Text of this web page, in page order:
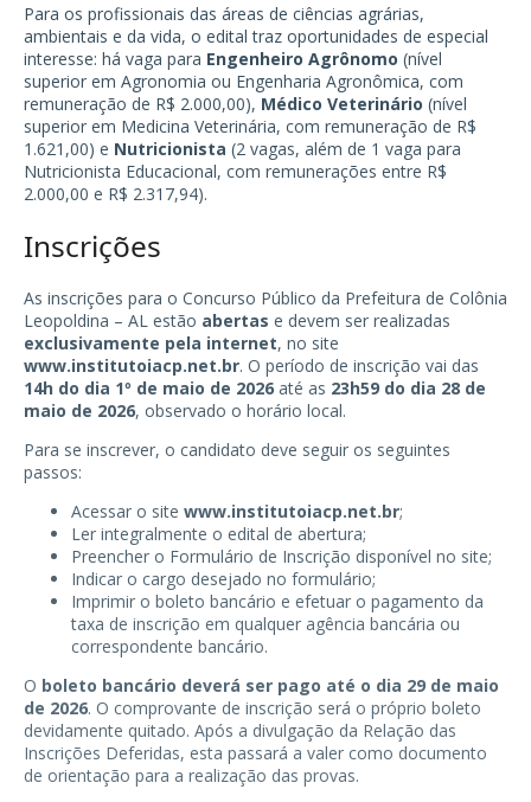
Para os profissionais das áreas de ciências agrárias,
ambientais e da vida, o edital traz oportunidades de especial
interesse: há vaga para Engenheiro Agrônomo (nível
superior em Agronomia ou Engenharia Agronômica, com
remuneração de R$ 2.000,00), Médico Veterinário (nível
superior em Medicina Veterinária, com remuneração de R$
1.621,00) e Nutricionista (2 vagas, além de 1 vaga para
Nutricionista Educacional, com remunerações entre R$
2.000,00 e R$ 2.317,94).
Inscrições
As inscrições para o Concurso Público da Prefeitura de Colônia
Leopoldina – AL estão abertas e devem ser realizadas
exclusivamente pela internet, no site
www.institutoiacp.net.br. O período de inscrição vai das
14h do dia 1º de maio de 2026 até as 23h59 do dia 28 de
maio de 2026, observado o horário local.
Para se inscrever, o candidato deve seguir os seguintes
passos:
Acessar o site www.institutoiacp.net.br;
Ler integralmente o edital de abertura;
Preencher o Formulário de Inscrição disponível no site;
Indicar o cargo desejado no formulário;
Imprimir o boleto bancário e efetuar o pagamento da
taxa de inscrição em qualquer agência bancária ou
correspondente bancário.
O boleto bancário deverá ser pago até o dia 29 de maio
de 2026. O comprovante de inscrição será o próprio boleto
devidamente quitado. Após a divulgação da Relação das
Inscrições Deferidas, esta passará a valer como documento
de orientação para a realização das provas.